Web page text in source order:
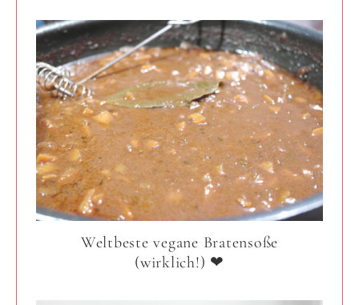
Weltbeste vegane Bratensoße
(wirklich!) ❤